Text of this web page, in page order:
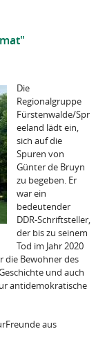
Die
Regionalgruppe
Fürstenwalde/Spr
eeland lädt ein,
sich auf die
Spuren von
Günter de Bruyn
zu begeben. Er
war ein
bedeutender
DDR-Schriftsteller,
der bis zu seinem
Tod im Jahr 2020
die Bewohner des
und auch
antidemokratische
aus